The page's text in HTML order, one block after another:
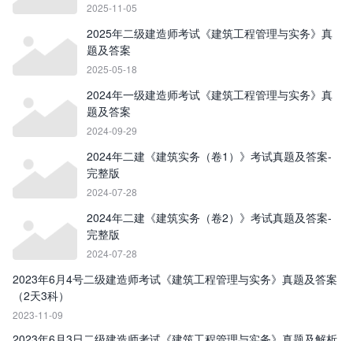
2025-11-05
2025年二级建造师考试《建筑工程管理与实务》真
题及答案
2025-05-18
2024年一级建造师考试《建筑工程管理与实务》真
题及答案
2024-09-29
2024年二建《建筑实务（卷1）》考试真题及答案-
完整版
2024-07-28
2024年二建《建筑实务（卷2）》考试真题及答案-
完整版
2024-07-28
2023年6月4号二级建造师考试《建筑工程管理与实务》真题及答案
（2天3科）
2023-11-09